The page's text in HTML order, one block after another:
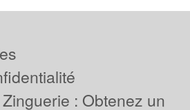
: Obtenez un